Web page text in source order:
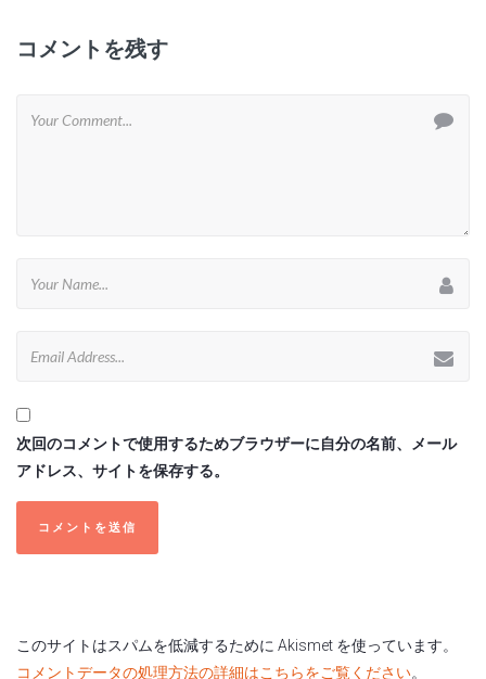
コメントを残す
次回のコメントで使用するためブラウザーに自分の名前、メール
アドレス、サイトを保存する。
このサイトはスパムを低減するために Akismet を使っています。
コメントデータの処理方法の詳細はこちらをご覧ください。